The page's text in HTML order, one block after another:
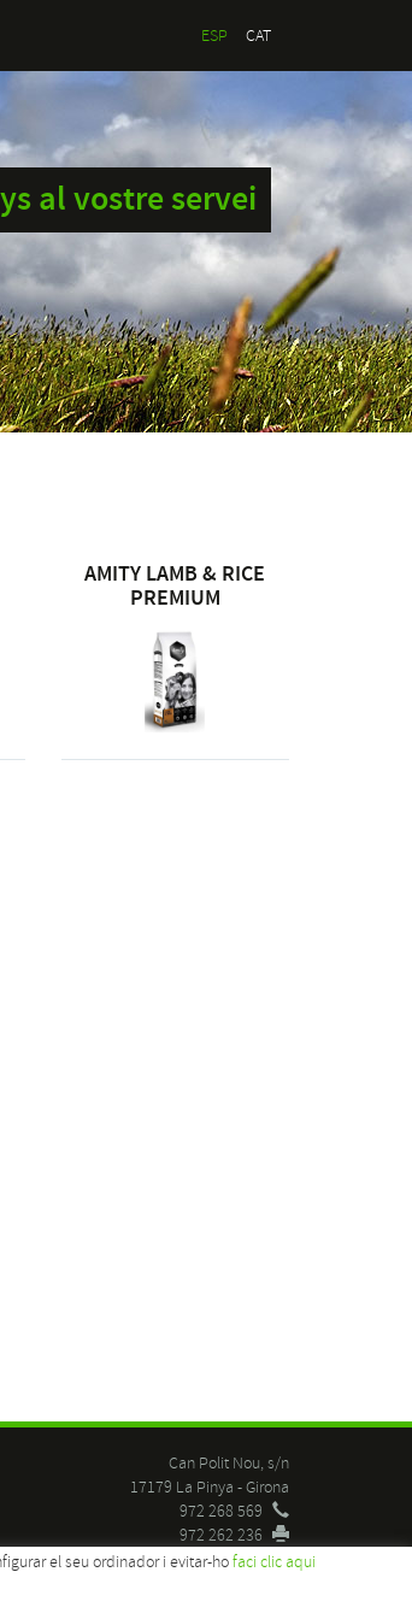
ESP CAT
al vostre servei
AMITY LAMB & RICE
PREMIUM
Can Polit Nou, s/n
17179 La Pinya - Girona
972 268 569
972 262 236
moratopinsos@gmail.com
el seu ordinador i evitar-hofaci clic aqui